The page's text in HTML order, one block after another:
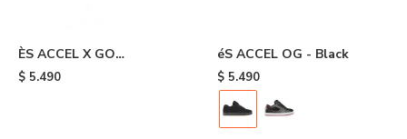
ÈS ACCEL X GO
SKATEBOARDING - Grey
$ 5.490
éS ACCEL OG - Black
$ 5.490